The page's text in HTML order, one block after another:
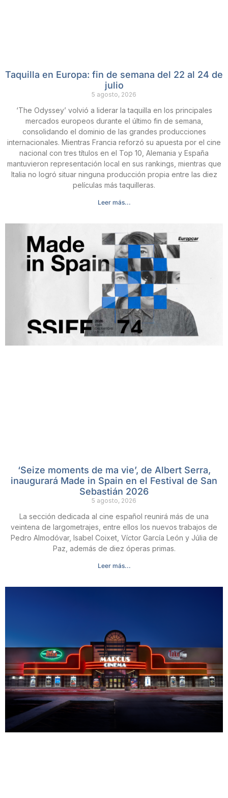
Taquilla en Europa: fin de semana del 22 al 24 de
julio
5 agosto, 2026
‘The Odyssey’ volvió a liderar la taquilla en los principales
mercados europeos durante el último fin de semana,
consolidando el dominio de las grandes producciones
internacionales. Mientras Francia reforzó su apuesta por el cine
nacional con tres títulos en el Top 10, Alemania y España
mantuvieron representación local en sus rankings, mientras que
Italia no logró situar ninguna producción propia entre las diez
películas más taquilleras.
Leer más...
‘Seize moments de ma vie’, de Albert Serra,
inaugurará Made in Spain en el Festival de San
Sebastián 2026
5 agosto, 2026
La sección dedicada al cine español reunirá más de una
veintena de largometrajes, entre ellos los nuevos trabajos de
Pedro Almodóvar, Isabel Coixet, Víctor García León y Júlia de
Paz, además de diez óperas primas.
Leer más...